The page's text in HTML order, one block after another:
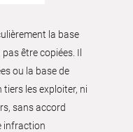
la base
être copiées. Il
ou la base de
les exploiter, ni
sans accord
infraction